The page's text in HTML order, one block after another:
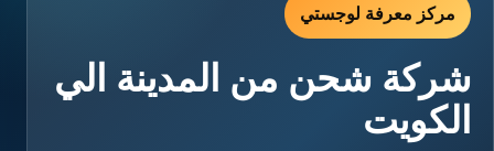
مركز معرفة لوجستي
شركة شحن من المدينة الي
الكويت